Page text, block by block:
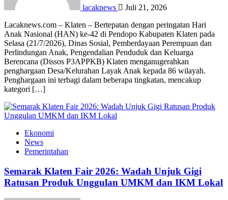
lacaknews
Juli 21, 2026
Lacaknews.com – Klaten – Bertepatan dengan peringatan Hari
Anak Nasional (HAN) ke-42 di Pendopo Kabupaten Klaten pada
Selasa (21/7/2026), Dinas Sosial, Pemberdayaan Perempuan dan
Perlindungan Anak, Pengendalian Penduduk dan Keluarga
Berencana (Dissos P3APPKB) Klaten menganugerahkan
penghargaan Desa/Kelurahan Layak Anak kepada 86 wilayah.
Penghargaan ini terbagi dalam beberapa tingkatan, mencakup
kategori […]
Ekonomi
News
Pemerintahan
Semarak Klaten Fair 2026: Wadah Unjuk Gigi
Ratusan Produk Unggulan UMKM dan IKM Lokal